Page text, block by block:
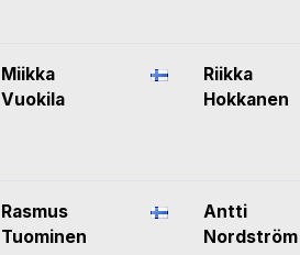
Miikka
Vuokila
Riikka
Hokkanen
Rasmus
Tuominen
Antti
Nordström